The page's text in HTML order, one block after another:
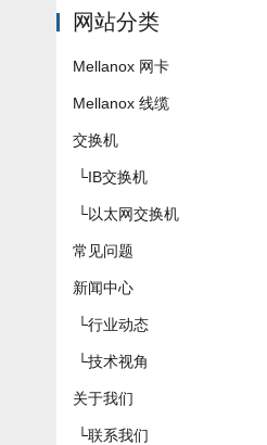
网站分类
Mellanox 网卡
Mellanox 线缆
交换机
└IB交换机
└以太网交换机
常见问题
新闻中心
└行业动态
└技术视角
关于我们
└联系我们